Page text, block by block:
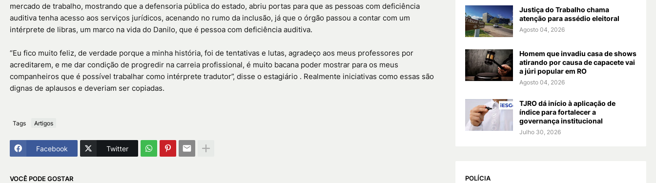
mercado de trabalho, mostrando que a defensoria pública do estado, abriu portas para que as pessoas com deficiência
auditiva tenha acesso aos serviços jurídicos, acenando no rumo da inclusão, já que o órgão passou a contar com um
intérprete de libras, um marco na vida do Danilo, que é pessoa com deficiência auditiva.
“Eu fico muito feliz, de verdade porque a minha história, foi de tentativas e lutas, agradeço aos meus professores por
acreditarem, e me dar condição de progredir na carreia profissional, é muito bacana poder mostrar para os meus
companheiros que é possível trabalhar como intérprete tradutor”, disse o estagiário . Realmente iniciativas como essas são
dignas de aplausos e deveriam ser copiadas.
Tags Artigos
Facebook Twitter
VOCÊ PODE GOSTAR
Justiça do Trabalho chama
atenção para assédio eleitoral
Agosto 04, 2026
Homem que invadiu casa de shows
atirando por causa de capacete vai
a júri popular em RO
Agosto 04, 2026
TJRO dá início à aplicação de
índice para fortalecer a
governança institucional
Julho 30, 2026
POLÍCIA